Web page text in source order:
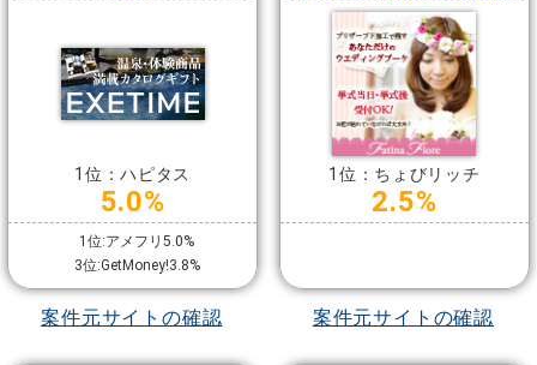
1位：ハピタス
5.0%
1位:アメフリ5.0%
3位:GetMoney!3.8%
案件元サイトの確認
1位：ちょびリッチ
2.5%
案件元サイトの確認